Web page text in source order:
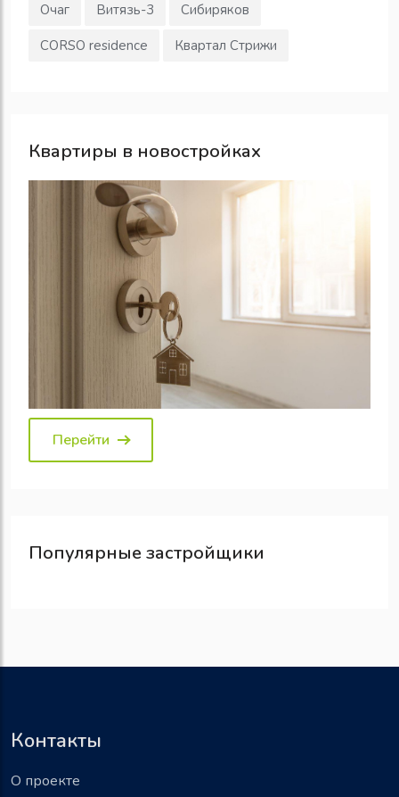
Очаг Витязь-3
Сибиряков
CORSO residence
Квартал Стрижи
Квартиры в новостройках
Перейти
Популярные застройщики
Контакты
О проекте